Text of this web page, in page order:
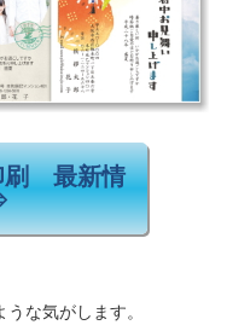
刷 最新情
な気がします。